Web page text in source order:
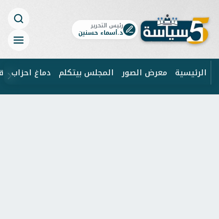
رئيس التحرير
د.أسماء حسنين
الرئيسية معرض الصور المجلس بيتكلم دماغ احزاب